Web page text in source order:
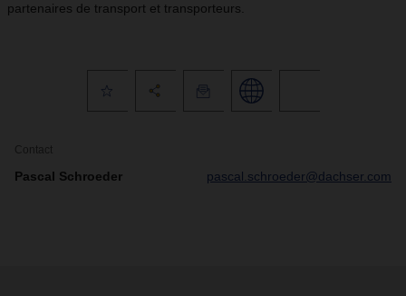
partenaires de transport et transporteurs.
Contact
Pascal Schroeder pascal.schroeder@dachser.com